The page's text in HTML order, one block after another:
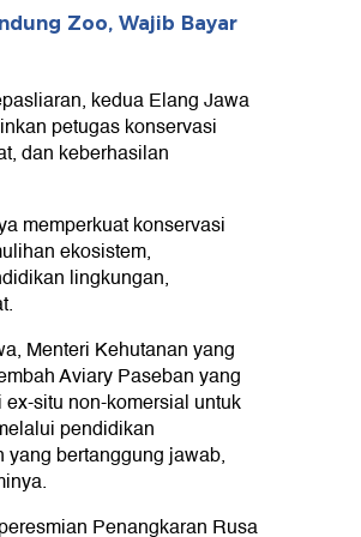
Zoo, Wajib Bayar
kedua Elang Jawa
petugas konservasi
dan keberhasilan
memperkuat konservasi
ekosistem,
lingkungan,
Menteri Kehutanan yang
Aviary Paseban yang
situ non-komersial untuk
pendidikan
bertanggung jawab,
Penangkaran Rusa